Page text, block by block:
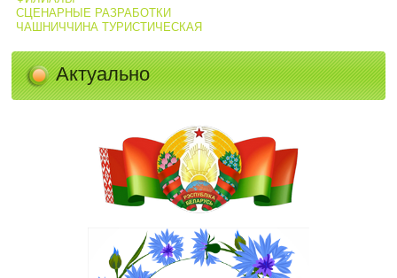
СЦЕНАРНЫЕ РАЗРАБОТКИ
ЧАШНИЧЧИНА ТУРИСТИЧЕСКАЯ
Актуально